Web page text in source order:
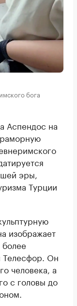
бога
Аспендос на
эры,
Турции
изображает
Телесфор. Он
человека, а
с головы до